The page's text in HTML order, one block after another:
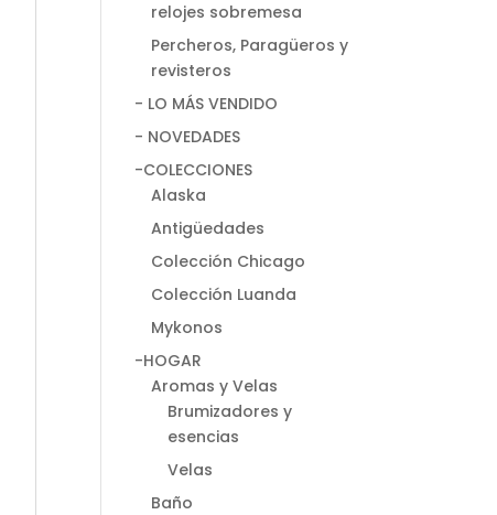
relojes sobremesa
Percheros, Paragüeros y
revisteros
- LO MÁS VENDIDO
- NOVEDADES
-COLECCIONES
Alaska
Antigüedades
Colección Chicago
Colección Luanda
Mykonos
-HOGAR
Aromas y Velas
Brumizadores y
esencias
Velas
Baño